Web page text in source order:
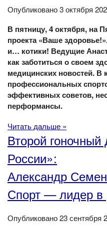
Опубликовано 3 октября
В пятницу, 4 октября, на
проекта «Ваше
и… котики! Ведущие
как заботиться о своем
медицинских новостей. В
профессиональных
эффективных советов,
перформансы.
Читать дальше »
Второй
России»:
Александр
Спорт — лидер в
Опубликовано 23 сентября